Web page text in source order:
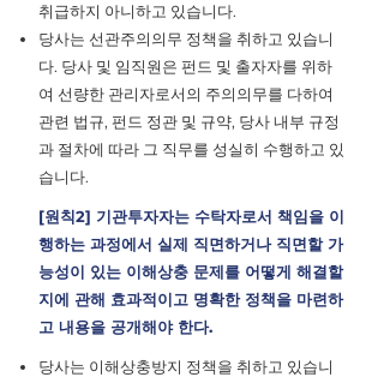
취급하지 아니하고 있습니다.
당사는 선관주의의무 정책을 취하고 있습니
다. 당사 및 임직원은 펀드 및 출자자를 위하
여 선량한 관리자로서의 주의의무를 다하여
관련 법규, 펀드 정관 및 규약, 당사 내부 규정
과 절차에 따라 그 직무를 성실히 수행하고 있
습니다.
[원칙2] 기관투자자는 수탁자로서 책임을 이
행하는 과정에서 실제 직면하거나 직면할 가
능성이 있는 이해상충 문제를 어떻게 해결할
지에 관해 효과적이고 명확한 정책을 마련하
고 내용을 공개해야 한다.
당사는 이해상충방지 정책을 취하고 있습니